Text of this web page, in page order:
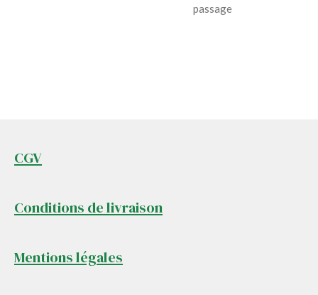
passage
CGV
Conditions de livraison
Mentions légales